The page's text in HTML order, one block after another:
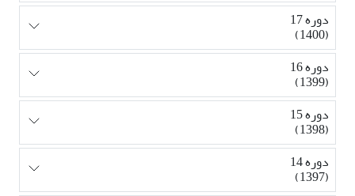
دوره 17
(1400)
دوره 16
(1399)
دوره 15
(1398)
دوره 14
(1397)